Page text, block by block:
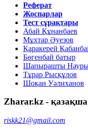
Реферат
Жоспарлар
Тест сұрақтары
Абай Құнанбаев
Мұхтар Әуезов
Қаракерей
Бөгенбай батыр
Шапырашты
Тұрар Рысқұлов
Шоқан Уәлиханов
Zharar.kz -
riskk21@gmail.com